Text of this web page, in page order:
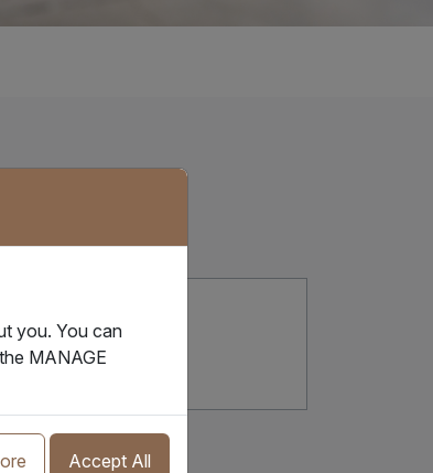
you. You can
MANAGE
Accept All